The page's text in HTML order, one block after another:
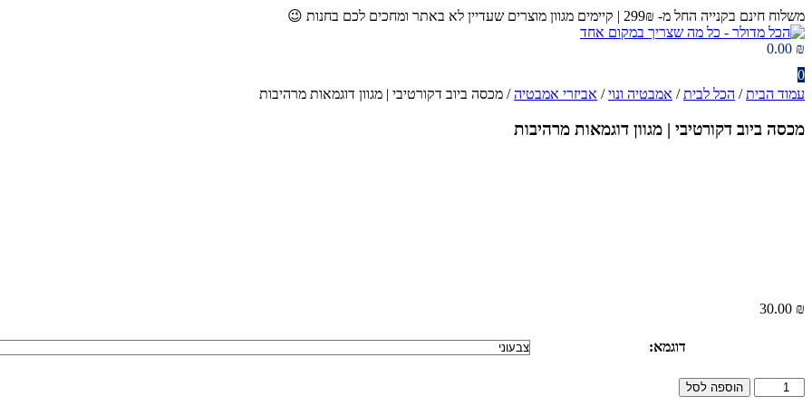
דלג
לתוכן
משלוח חינם בקנייה החל מ- 299₪ | קיימים מגוון מוצרים שעדיין לא באתר ומחכים לכם בחנות 😉​
0.00 ₪
0
עמוד הבית/ הכל לבית/ אמבטיה ונוי/ אביזרי אמבטיה/ מכסה ביוב דקורטיבי | מגוון דוגמאות מרהיבות
מכסה ביוב דקורטיבי | מגוון דוגמאות מרהיבות
30.00 ₪
דוגמא:
כמות
של
הוספה לסל